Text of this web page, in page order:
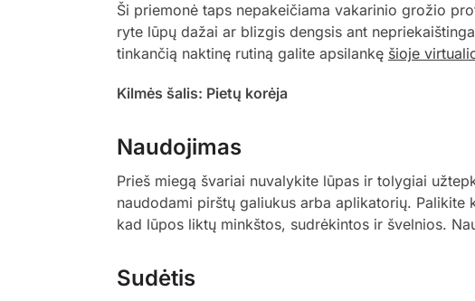
Ši priemonė taps nepakeičiama vakarinio grožio
ryte lūpų dažai ar blizgis dengsis ant
tinkančią naktinę rutiną galite apsilankę šioje
Kilmės šalis: Pietų korėja
Naudojimas
Prieš miegą švariai nuvalykite lūpas ir tolygiai
naudodami pirštų galiukus arba aplikatorių.
kad lūpos liktų minkštos, sudrėkintos ir švelnios.
Sudėtis